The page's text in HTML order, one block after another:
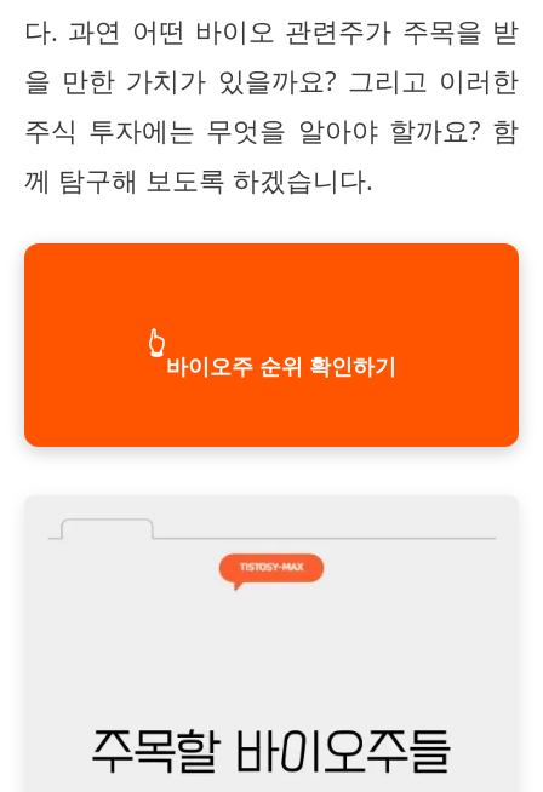
다. 과연 어떤 바이오 관련주가 주목을 받
을 만한 가치가 있을까요? 그리고 이러한
주식 투자에는 무엇을 알아야 할까요? 함
께 탐구해 보도록 하겠습니다.
👆
바이오주 순위 확인하기